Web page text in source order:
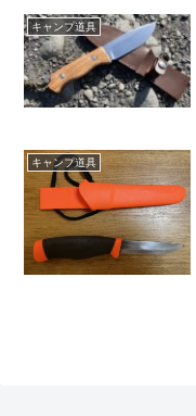
キャンプ道具
キャンプ道具